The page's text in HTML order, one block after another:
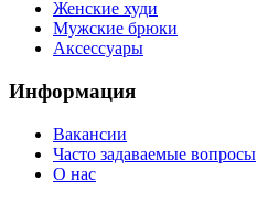
Женские худи
Мужские брюки
Аксессуары
Информация
Вакансии
Часто задаваемые вопросы
О нас